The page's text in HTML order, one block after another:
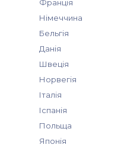
Франція
Німеччина
Бельгія
Данія
Швеція
Норвегія
Італія
Іспанія
Польща
Японія